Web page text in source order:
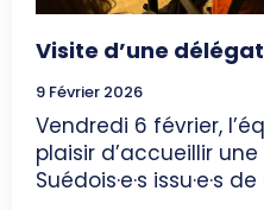
Visite d’une
9 Février 2026
Vendredi 6 février,
plaisir d’accueillir
Suédois·e·s issu·e·s